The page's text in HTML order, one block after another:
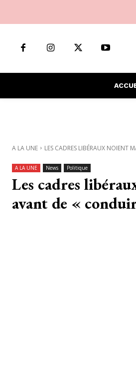
A LA UNE LES CADRES LIBÉRAUX NOIENT
A LA UNE News Politique
Les cadres
avant de «